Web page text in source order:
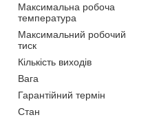
Максимальна робоча
температура
Максимальний робочий
тиск
Кількість виходів
Вага
Гарантійний термін
Стан